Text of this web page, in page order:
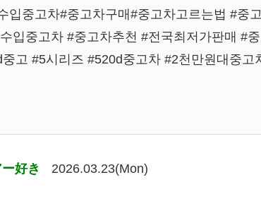
입중고차#중고차구매#중고차고르는법 #중
입중고차 #중고차추천 #전국최저가판매 #
고 #5시리즈 #520d중고차 #2천만원대중고
好き 2026.03.23(Mon)